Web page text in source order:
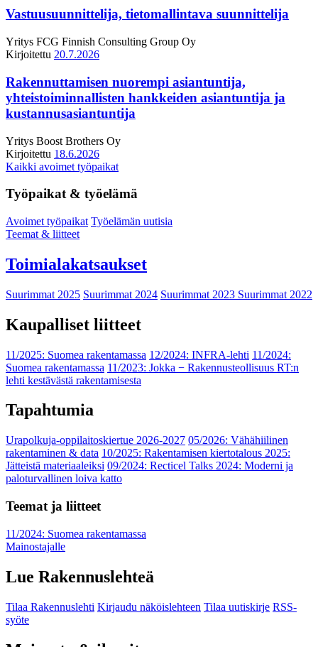
Vastuusuunnittelija, tietomallintava suunnittelija
Yritys FCG Finnish Consulting Group Oy
Kirjoitettu 20.7.2026
Rakennuttamisen nuorempi asiantuntija,
yhteistoiminnallisten hankkeiden asiantuntija ja
kustannusasiantuntija
Yritys Boost Brothers Oy
Kirjoitettu 18.6.2026
Kaikki avoimet työpaikat
Työpaikat & työelämä
Avoimet työpaikat Työelämän uutisia
Teemat & liitteet
Toimialakatsaukset
Suurimmat 2025 Suurimmat 2024 Suurimmat 2023 Suurimmat 2022
Kaupalliset liitteet
11/2025: Suomea rakentamassa 12/2024: INFRA-lehti 11/2024:
Suomea rakentamassa 11/2023: Jokka − Rakennusteollisuus RT:n
lehti kestävästä rakentamisesta
Tapahtumia
Urapolkuja-oppilaitoskiertue 2026-2027 05/2026: Vähähiilinen
rakentaminen & data 10/2025: Rakentamisen kiertotalous 2025:
Jätteistä materiaaleiksi 09/2024: Recticel Talks 2024: Moderni ja
paloturvallinen loiva katto
Teemat ja liitteet
11/2024: Suomea rakentamassa
Mainostajalle
Lue Rakennuslehteä
Tilaa Rakennuslehti Kirjaudu näköislehteen Tilaa uutiskirje RSS-
syöte